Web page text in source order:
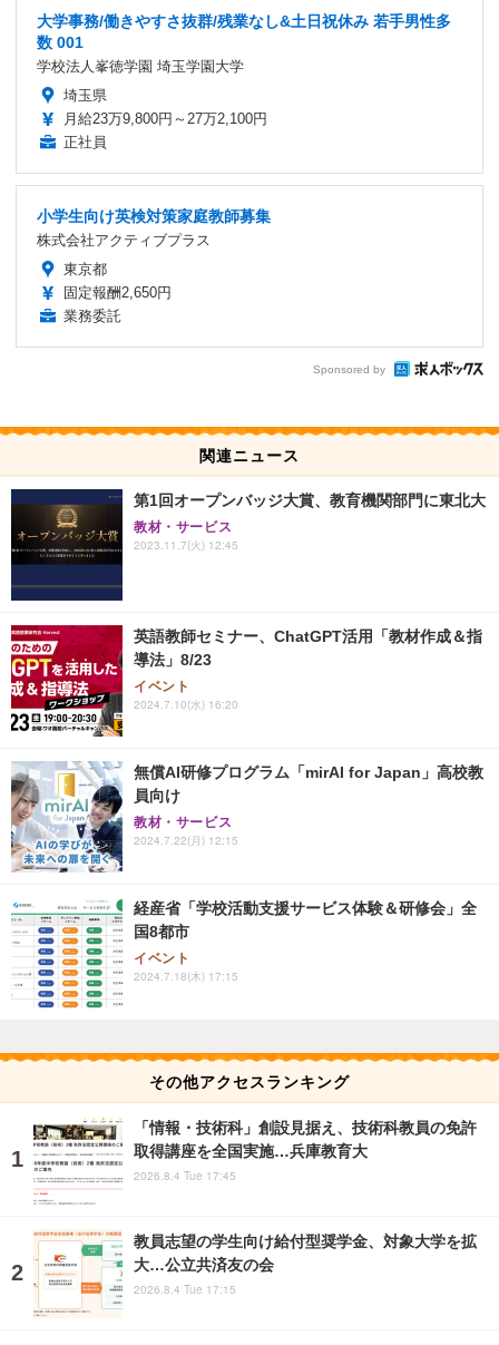
大学事務/働きやすさ抜群/残業なし&土日祝休み 若手男性多
数 001
学校法人峯徳学園 埼玉学園大学
埼玉県
月給23万9,800円～27万2,100円
正社員
小学生向け英検対策家庭教師募集
株式会社アクティブプラス
東京都
固定報酬2,650円
業務委託
Sponsored by
関連ニュース
第1回オープンバッジ大賞、教育機関部門に東北大
教材・サービス
2023.11.7(火) 12:45
英語教師セミナー、ChatGPT活用「教材作成＆指
導法」8/23
イベント
2024.7.10(水) 16:20
無償AI研修プログラム「mirAI for Japan」高校教
員向け
教材・サービス
2024.7.22(月) 12:15
経産省「学校活動支援サービス体験＆研修会」全
国8都市
イベント
2024.7.18(木) 17:15
その他アクセスランキング
「情報・技術科」創設見据え、技術科教員の免許
取得講座を全国実施…兵庫教育大
2026.8.4 Tue 17:45
教員志望の学生向け給付型奨学金、対象大学を拡
大…公立共済友の会
2026.8.4 Tue 17:15